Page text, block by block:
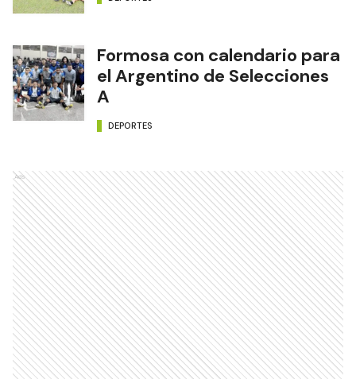
Formosa con calendario para
el Argentino de Selecciones
A
DEPORTES
Ads